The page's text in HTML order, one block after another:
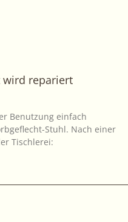
wird repariert
Benutzung einfach
Stuhl. Nach einer
Tischlerei: